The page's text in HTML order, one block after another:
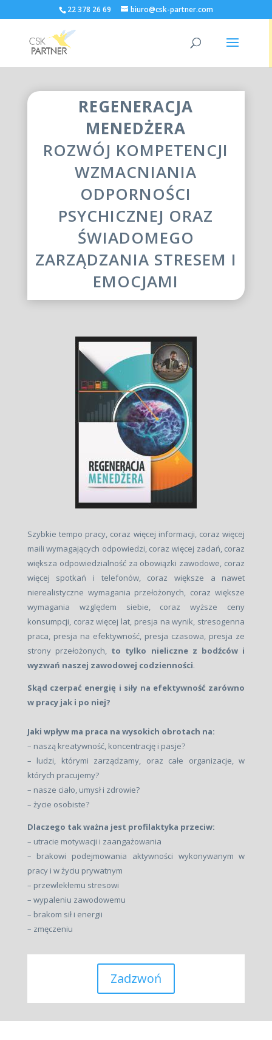
22 378 26 69 biuro@csk-partner.com
REGENERACJA
MENEDŻERA
ROZWÓJ KOMPETENCJI
WZMACNIANIA
ODPORNOŚCI
PSYCHICZNEJ ORAZ
ŚWIADOMEGO
ZARZĄDZANIA STRESEM I
EMOCJAMI
Szybkie tempo pracy, coraz więcej informacji, coraz więcej
maili wymagających odpowiedzi, coraz więcej zadań, coraz
większa odpowiedzialność za obowiązki zawodowe, coraz
więcej spotkań i telefonów, coraz większe a nawet
nierealistyczne wymagania przełożonych, coraz większe
wymagania względem siebie, coraz wyższe ceny
konsumpcji, coraz więcej lat, presja na wynik, stresogenna
praca, presja na efektywność, presja czasowa, presja ze
strony przełożonych, to tylko nieliczne z bodźców i
wyzwań naszej zawodowej codzienności.
Skąd czerpać energię i siły na efektywność zarówno
w pracy jak i po niej?
Jaki wpływ ma praca na wysokich obrotach na:
– naszą kreatywność, koncentrację i pasje?
– ludzi, którymi zarządzamy, oraz całe organizacje, w
których pracujemy?
– nasze ciało, umysł i zdrowie?
– życie osobiste?
Dlaczego tak ważna jest profilaktyka przeciw:
– utracie motywacji i zaangażowania
– brakowi podejmowania aktywności wykonywanym w
pracy i w życiu prywatnym
– przewlekłemu stresowi
– wypaleniu zawodowemu
– brakom sił i energii
– zmęczeniu
Zadzwoń